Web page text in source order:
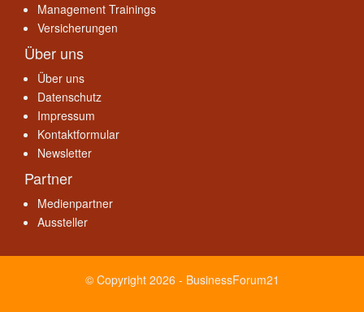
Management Trainings
Versicherungen
Über uns
Über uns
Datenschutz
Impressum
Kontaktformular
Newsletter
Partner
Medienpartner
Aussteller
© Copyright 2026 - BusinessForum21